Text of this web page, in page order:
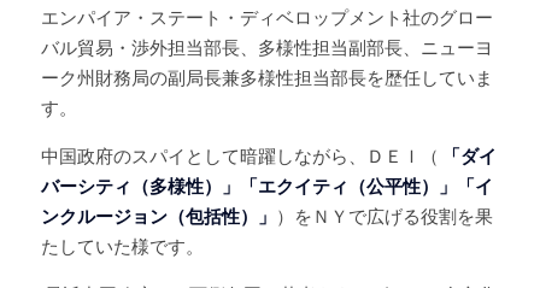
エンパイア・ステート・ディベロップメント社のグロー
バル貿易・渉外担当部長、多様性担当副部長、ニューヨ
ーク州財務局の副局長兼多様性担当部長を歴任していま
す。
中国政府のスパイとして暗躍しながら、ＤＥＩ（
「ダイ
バーシティ（多様性）」「エクイティ（公平性）」「イ
ンクルージョン（包括性）」 ）をＮＹで広げる役割を果
たしていた様です。